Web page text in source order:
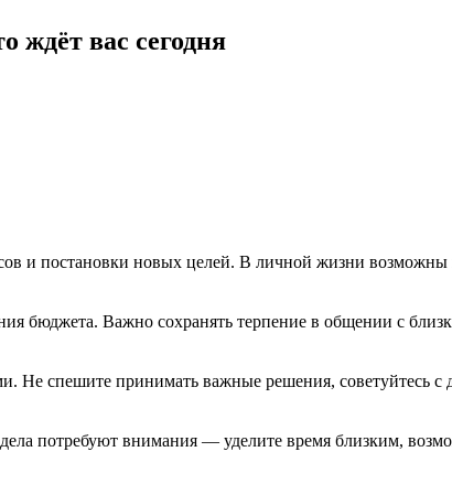
ждёт вас сегодня
и постановки новых целей. В личной жизни
бюджета. Важно сохранять терпение в общении с
Не спешите принимать важные решения, советуйтесь с
потребуют внимания — уделите время близким,